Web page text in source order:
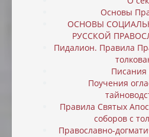
Основы
ОСНОВЫ
РУССКОЙ
Пидалион. Правила
Писания
Поучения
Правила Святых
соборов с
Православно-